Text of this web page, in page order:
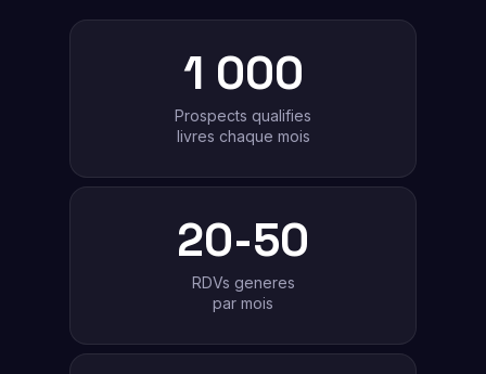
1 000
Prospects qualifies
livres chaque mois
20-50
RDVs generes
par mois